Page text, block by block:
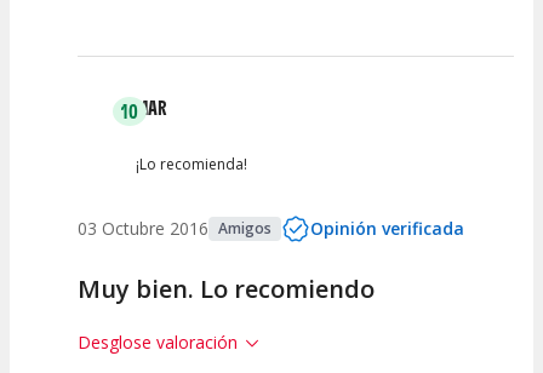
10MAR
¡Lo recomienda!
03 Octubre 2016 Amigos Opinión verificada
Muy bien. Lo recomiendo
Desglose valoración